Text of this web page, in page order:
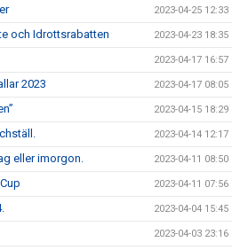
2023-04-25 12:33
och Idrottsrabatten 2023-04-23 18:35
2023-04-17 16:57
2023 2023-04-17 08:05
2023-04-15 18:29
2023-04-14 12:17
eller imorgon. 2023-04-11 08:50
2023-04-11 07:56
2023-04-04 15:45
2023-04-03 23:16